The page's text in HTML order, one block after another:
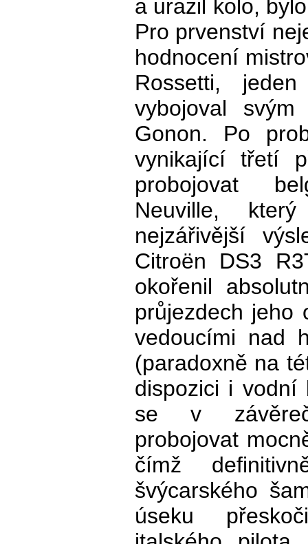
a urazil kolo,
Pro prvenství
hodnocení
Rossetti,
vybojoval
Gonon. Po
vynikající třetí
probojovat
Neuville,
nejzářivější
Citroën DS3
okořenil
průjezdech jeho
vedoucími nad
(paradoxně na
dispozici i vodní
se v
probojovat
čímž
švýcarského
úseku